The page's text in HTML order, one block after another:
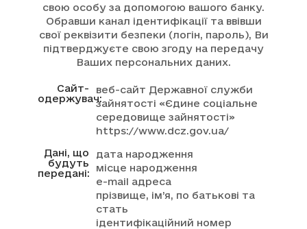
свою особу за допомогою вашого банку.
Обравши канал ідентифікації та ввівши
свої реквізити безпеки (логін, пароль), Ви
підтверджуєте свою згоду на передачу
Ваших персональних даних.
Сайт-
одержувач:
веб-сайт Державної служби
зайнятості «Єдине соціальне
середовище зайнятості»
https://www.dcz.gov.ua/
Дані, що
будуть
передані:
дата народження
місце народження
e-mail адреса
прізвище, ім’я, по батькові та
стать
ідентифікаційний номер